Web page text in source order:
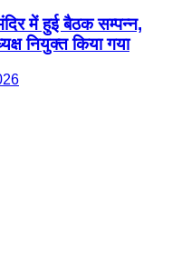
में हुई बैठक सम्पन्न,
नियुक्त किया गया